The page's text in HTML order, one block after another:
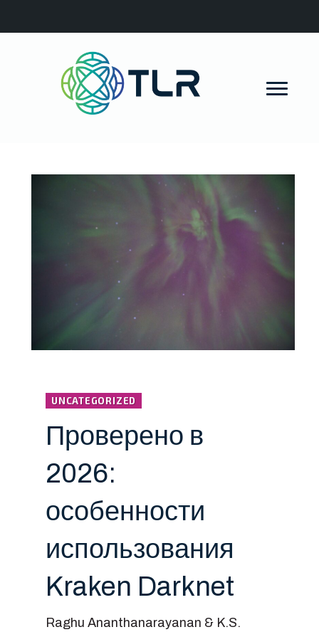
UNCATEGORIZED
Проверено в
2026:
особенности
использования
Kraken Darknet
Raghu Ananthanarayanan & K.S.